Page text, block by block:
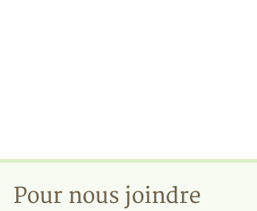
Pour nous joindre